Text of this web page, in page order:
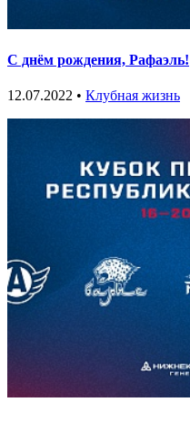
С днём рождения, Рафаэль!
12.07.2022 • Клубная жизнь